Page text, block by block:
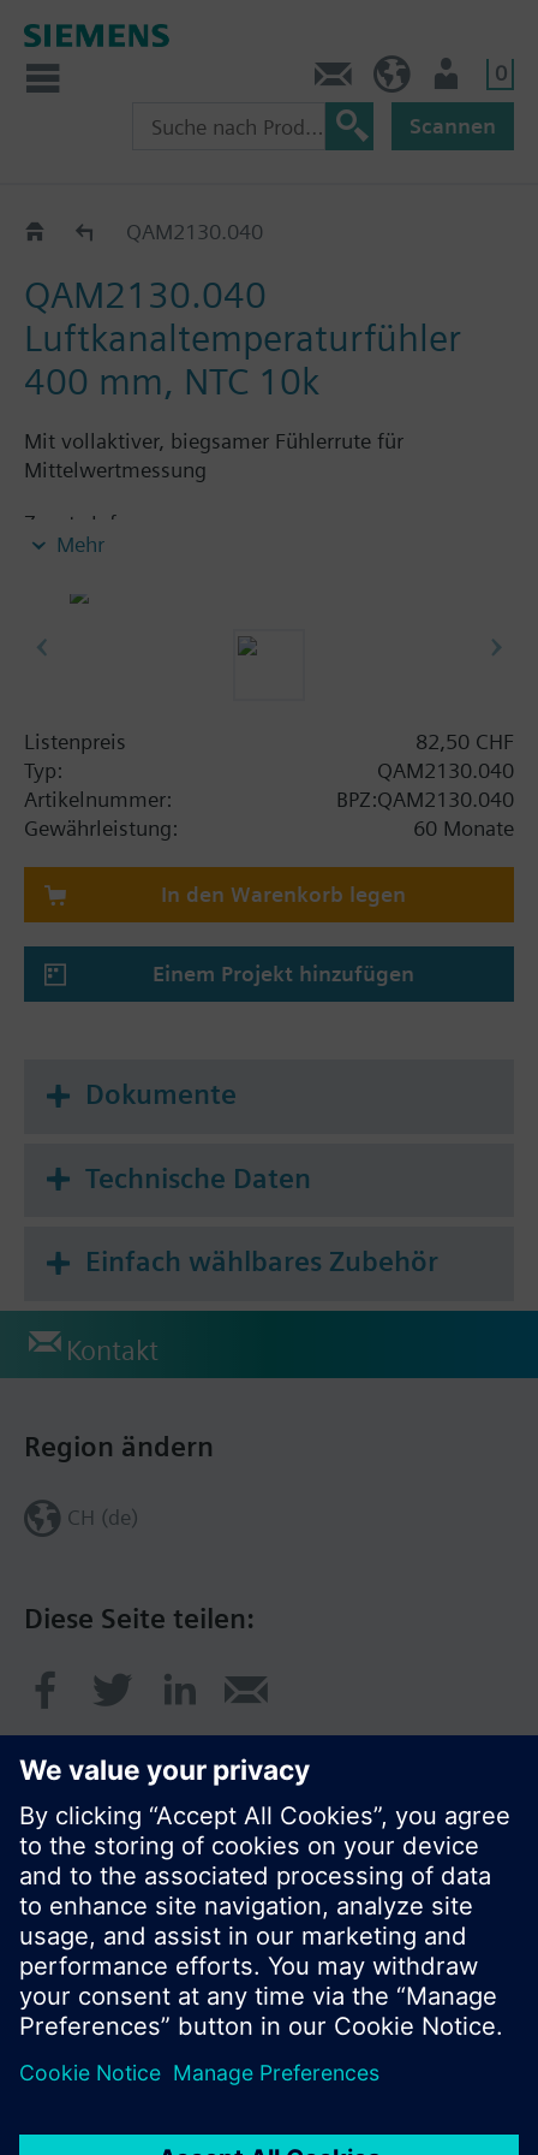
0
Scannen
QAM21..QAM2130.040
QAM2130.040
Luftkanaltemperaturfühler
400 mm, NTC 10k
Mit vollaktiver, biegsamer Fühlerrute für
Mittelwertmessung
Zusatz Info
Bemerkung zur Befestigungsart:
Mehr
Listenpreis
82,50 CHF
Typ:
QAM2130.040
Artikelnummer:
BPZ:QAM2130.040
Gewährleistung:
60 Monate
In den Warenkorb legen
Einem Projekt hinzufügen
Dokumente
Technische Daten
Einfach wählbares Zubehör
Kontakt
Diese Seite teilen:
Region ändern
CH (de)
© Siemens Schweiz AG 2017
Produktangebot und Preise können pro Land
variieren.